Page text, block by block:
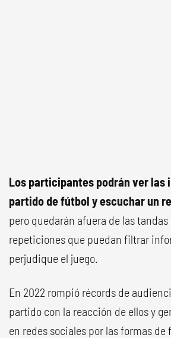
Los participantes podrán ver las
partido de fútbol y escuchar un
pero quedarán afuera de las
repeticiones que puedan filtrar
perjudique el juego.
En 2022 rompió récords de
partido con la reacción de ellos y
en redes sociales por las formas de